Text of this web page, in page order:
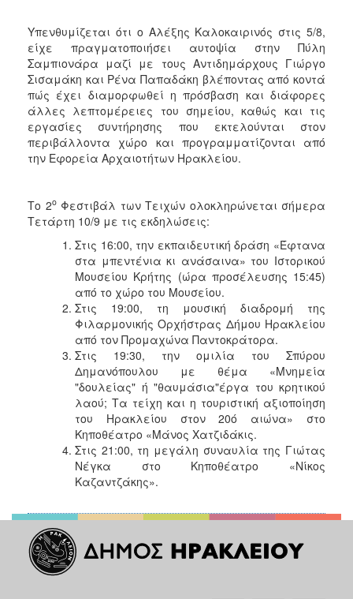
Υπενθυμίζεται ότι ο Αλέξης Καλοκαιρινός στις 5/8,
είχε πραγματοποιήσει αυτοψία στην Πύλη
Σαμπιονάρα μαζί με τους Αντιδημάρχους Γιώργο
Σισαμάκη και Ρένα Παπαδάκη βλέποντας από κοντά
πώς έχει διαμορφωθεί η πρόσβαση και διάφορες
άλλες λεπτομέρειες του σημείου, καθώς και τις
εργασίες συντήρησης που εκτελούνται στον
περιβάλλοντα χώρο και προγραμματίζονται από
την Εφορεία Αρχαιοτήτων Ηρακλείου.
Το 2οΦεστιβάλ των Τειχών ολοκληρώνεται σήμερα
Τετάρτη 10/9 με τις εκδηλώσεις:
Στις 16:00, την εκπαιδευτική δράση «Έφτανα
στα μπεντένια κι ανάσαινα» του Ιστορικού
Μουσείου Κρήτης (ώρα προσέλευσης 15:45)
από το χώρο του Μουσείου.
Στις 19:00, τη μουσική διαδρομή της
Φιλαρμονικής Ορχήστρας Δήμου Ηρακλείου
από τον Προμαχώνα Παντοκράτορα.
Στις 19:30, την ομιλία του Σπύρου
Δημανόπουλου με θέμα «Μνημεία
"δουλείας" ή "θαυμάσια"έργα του κρητικού
λαού; Τα τείχη και η τουριστική αξιοποίηση
του Ηρακλείου στον 20ό αιώνα» στο
Κηποθέατρο «Μάνος Χατζιδάκις.
Στις 21:00, τη μεγάλη συναυλία της Γιώτας
Νέγκα στο Κηποθέατρο «Νίκος
Καζαντζάκης».